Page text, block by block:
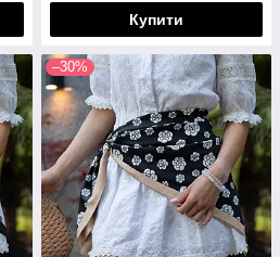
Купити
–30%